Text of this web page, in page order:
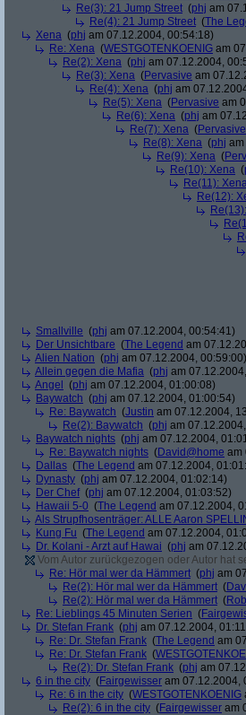
Re(3): 21 Jump Street (phj am
Re(4): 21 Jump Street (The
Xena (phj am 07.12.2004, 00:54:18)
Re: Xena (WESTGOTENKOENIG am
Re(2): Xena (phj am 07.12.2004,
Re(3): Xena (Pervasive am
Re(4): Xena (phj am
Re(5): Xena (Pervasive am
Re(6): Xena (phj am
Re(7): Xena (Pervasive
Re(8): Xena (phj
Re(9): Xena (
Re(10): Xena (
Re(11):
Re(12):
Smallville (phj am 07.12.2004, 00:54:41)
Der Unsichtbare (The Legend am
Alien Nation (phj am 07.12.2004, 00:59:00)
Allein gegen die Mafia (phj am
Angel
(phj am 07.12.2004, 01:00:08)
Baywatch (phj am 07.12.2004, 01:00:54)
Re: Baywatch (Justin am 07.12.2004,
Re(2): Baywatch (phj am
Baywatch nights (phj am 07.12.2004,
Re: Baywatch nights (David@home am
Dallas (The Legend am 07.12.2004,
Dynasty (phj am 07.12.2004, 01:02:14)
Der Chef(phj am 07.12.2004, 01:03:52)
Hawaii 5-0 (The Legend am 07.12.2004,
Als Strupfhosenträger: ALLE Aaron
Kung Fu (The Legend am 07.12.2004,
Dr. Kolani - Arzt auf Hawai (phj am
Vom Autor zurückgezogen oder Autor hat
Re: Hör mal wer da Hämmert (phj am
Re(2): Hör mal wer da Hämmert (
Re(2): Hör mal wer da Hämmert (
Re: Lieblings 45 Minuten Serien (
Dr. Stefan Frank (phj am 07.12.2004,
Re: Dr. Stefan Frank (The Legend am
Re: Dr. Stefan Frank (
Re(2): Dr. Stefan Frank (phj am
6 in the city (Fairgewisser am 07.12.2004,
Re: 6 in the city (WESTGOTENKOENIG
Re(2): 6 in the city (Fairgewisser am